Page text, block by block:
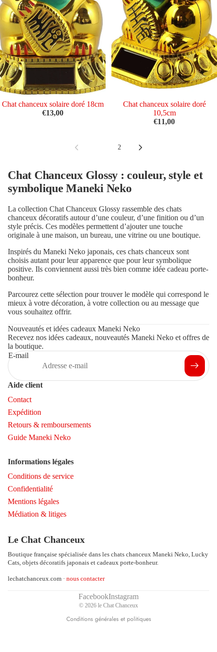
Épuisé
Chat chanceux solaire doré 18cm
€13,00
ÉpuiséChat chanceux solaire doré
10,5cm
€11,00
2
Chat Chanceux Glossy : couleur, style et
symbolique Maneki Neko
La collection Chat Chanceux Glossy rassemble des chats
chanceux décoratifs autour d’une couleur, d’une finition ou d’un
style précis. Ces modèles permettent d’ajouter une touche
originale à une maison, un bureau, une vitrine ou une boutique.
Inspirés du Maneki Neko japonais, ces chats chanceux sont
choisis autant pour leur apparence que pour leur symbolique
positive. Ils conviennent aussi très bien comme idée cadeau porte-
bonheur.
Parcourez cette sélection pour trouver le modèle qui correspond le
mieux à votre décoration, à votre collection ou au message que
vous souhaitez offrir.
Nouveautés et idées cadeaux Maneki Neko
Recevez nos idées cadeaux, nouveautés Maneki Neko et offres de
la boutique.
E-mail
Aide client
Contact
Expédition
Retours & remboursements
Guide Maneki Neko
Informations légales
Conditions de service
Confidentialité
Mentions légales
Médiation & litiges
Le Chat Chanceux
Boutique française spécialisée dans les chats chanceux Maneki Neko, Lucky
Cats, objets décoratifs japonais et cadeaux porte-bonheur.
lechatchanceux.com · nous contacter
FacebookInstagram
© 2026 le Chat Chanceux
Conditions générales et politiques
Politique de remboursement
Conditions d’utilisation
Politique d’expédition
Conditions générales de vente
Politique de résiliation